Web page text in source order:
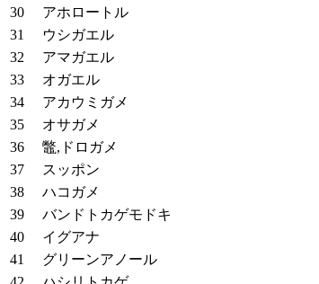
アホロートル
ウシガエル
アマガエル
オガエル
アカウミガメ
オサガメ
鼈,ドロガメ
スッポン
ハコガメ
バンドトカゲモドキ
イグアナ
グリーンアノール